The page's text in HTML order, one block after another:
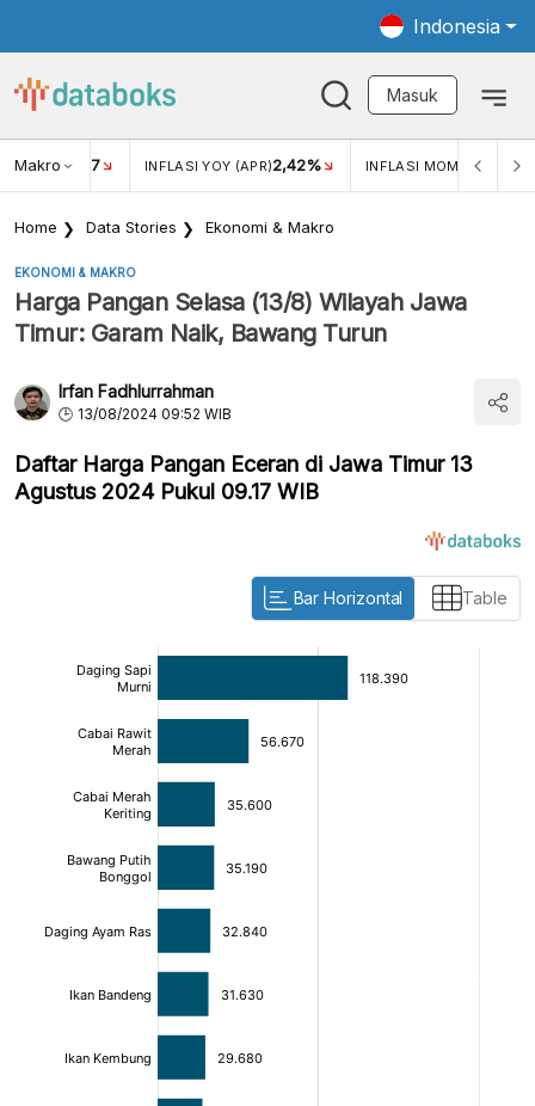
Indonesia
Masuk
Makro
USD/IDR 17 INFLASI YOY (APR)2,42% INFLASI MOM (MAR)
Home Data Stories Ekonomi & Makro
EKONOMI & MAKRO
Harga Pangan Selasa (13/8) Wilayah Jawa
Timur: Garam Naik, Bawang Turun
Irfan Fadhlurrahman
13/08/2024 09:52 WIB
Daftar Harga Pangan Eceran di Jawa Timur 13
Agustus 2024 Pukul 09.17 WIB
Bar Horizontal Table